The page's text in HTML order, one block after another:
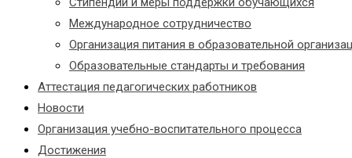
Международное сотрудничество
Организация питания в образовательной
Образовательные стандарты и требования
Аттестация педагогических работников
Новости
Организация учебно-воспитательного процесса
Достижения